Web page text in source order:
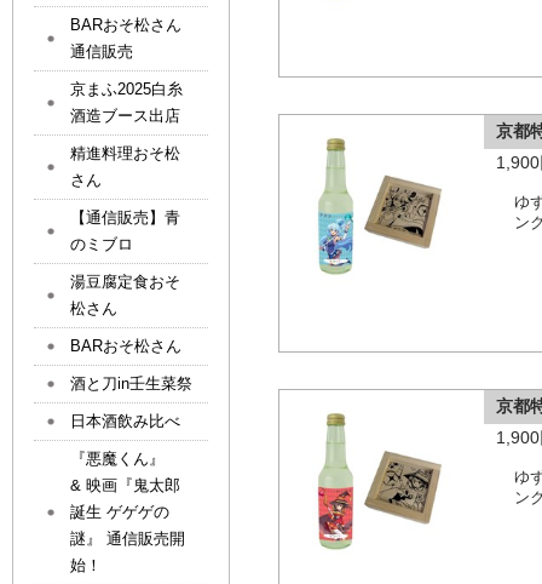
京都
ゆ
ン
京都
ゆ
ン
BARおそ松さん
通信販売
京まふ2025白糸
酒造ブース出店
精進料理おそ松
さん
【通信販売】青
のミブロ
湯豆腐定食おそ
松さん
BARおそ松さん
酒と刀in壬生菜祭
日本酒飲み比べ
『悪魔くん』
& 映画『鬼太郎
誕生 ゲゲゲの
謎』 通信販売開
始！